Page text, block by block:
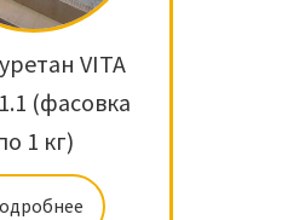
VITA
(фасовка
1 кг)